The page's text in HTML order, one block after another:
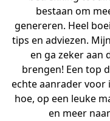
bestaan om
genereren. Heel
tips en adviezen.
en ga zeker aan
brengen! Een top
echte aanrader voor
hoe, op een leuke
en meer